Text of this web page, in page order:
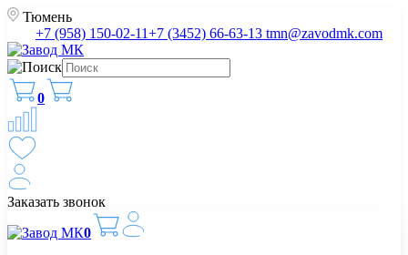
Тюмень
+7 (958) 150-02-11+7 (3452) 66-63-13 tmn@zavodmk.com
0
Заказать звонок
0